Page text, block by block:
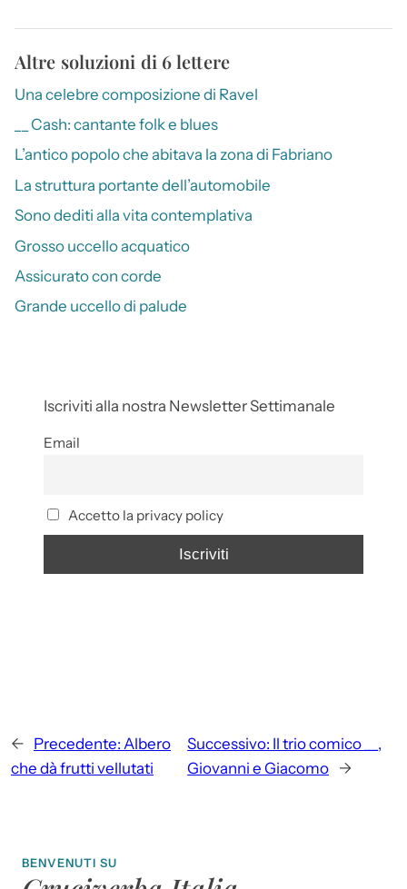
Altre soluzioni di 6 lettere
Una celebre composizione di Ravel
__ Cash: cantante folk e blues
L’antico popolo che abitava la zona di Fabriano
La struttura portante dell’automobile
Sono dediti alla vita contemplativa
Grosso uccello acquatico
Assicurato con corde
Grande uccello di palude
Iscriviti alla nostra Newsletter Settimanale
Email
Accetto la privacy policy
← Precedente: Albero
che dà frutti vellutati
Successivo: Il trio comico __,
Giovanni e Giacomo →
BENVENUTI SU